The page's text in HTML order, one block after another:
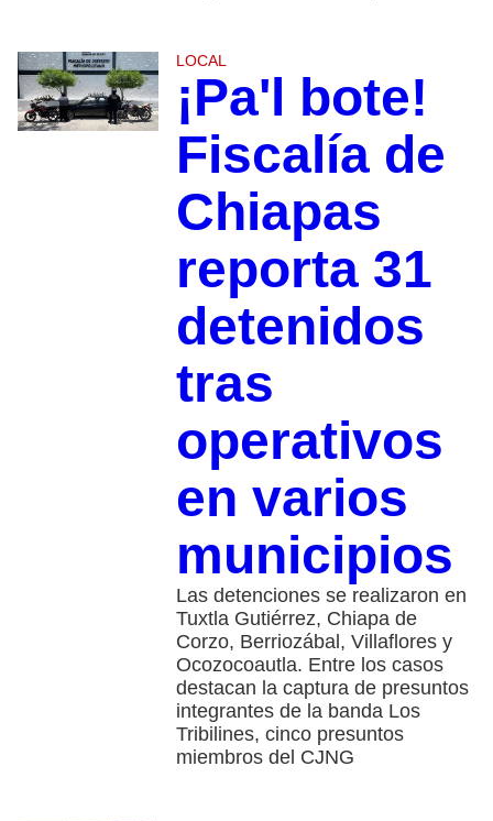
LOCAL
¡Pa'l bote!
Fiscalía de
Chiapas
reporta 31
detenidos
tras
operativos
en varios
municipios
Las detenciones se realizaron en
Tuxtla Gutiérrez, Chiapa de
Corzo, Berriozábal, Villaflores y
Ocozocoautla. Entre los casos
destacan la captura de presuntos
integrantes de la banda Los
Tribilines, cinco presuntos
miembros del CJNG